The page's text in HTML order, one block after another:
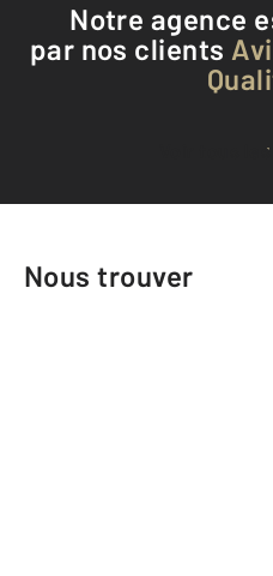
Notre agence
par nos clients
Voir tous
Nous trouver